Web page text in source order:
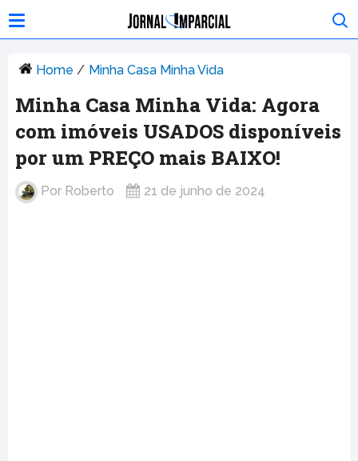
Home / Minha Casa Minha Vida
Minha Casa Minha Vida: Agora
com imóveis USADOS disponíveis
por um PREÇO mais BAIXO!
Por Roberto 21 de junho de 2024